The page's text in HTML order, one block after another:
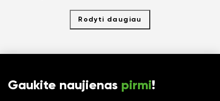
Rodyti daugiau
Gaukite naujienas pirmi!